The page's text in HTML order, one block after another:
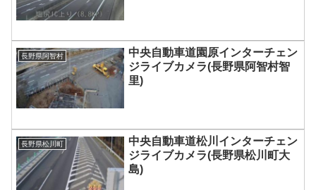
長野県阿智村
中央自動車道園原インターチェン
ジライブカメラ(長野県阿智村智
里)
長野県松川町
中央自動車道松川インターチェン
ジライブカメラ(長野県松川町大
島)